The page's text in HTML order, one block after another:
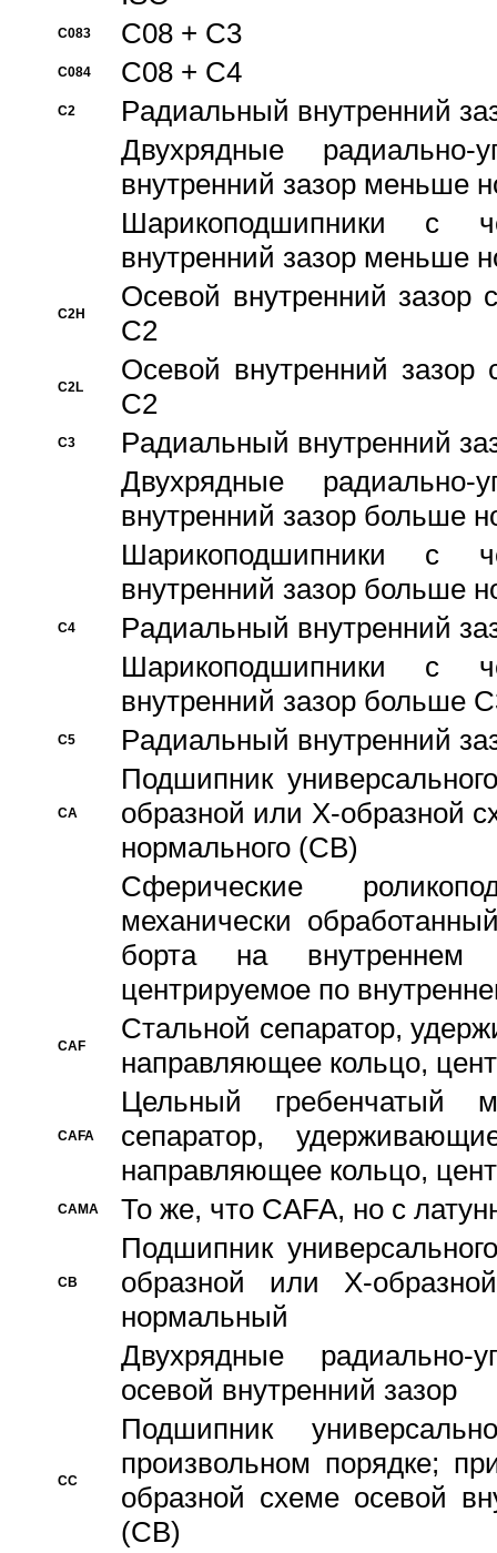
C083 C08 + C3
C084 C08 + C4
C2
Pадиальный внутренний
Двухрядные радиально-
внутренний зазор меньше
Шарикоподшипники с
внутренний зазор меньше
C2H
Осевой внутренний зазор
C2
C2L
Осевой внутренний зазор
C2
C3
Pадиальный внутренний
Двухрядные радиально-
внутренний зазор больше
Шарикоподшипники с
внутренний зазор больше
C4
Pадиальный внутренний
Шарикоподшипники с
внутренний зазор больше
C5 Pадиальный внутренний
CA
Подшипник
образной или Х-образной
нормального (CB)
Сферические
механически
борта на внутреннем
центрируемое по
CAF
Стальной сепаратор,
направляющее кольцо,
CAFA
Цельный гребенчатый
сепаратор,
направляющее кольцо,
CAMA То же, что CAFA, но с
CB
Подшипник
образной или Х-
нормальный
Двухрядные радиально-
осевой внутренний зазор
CC
Подшипник
произвольном порядке;
образной схеме осевой
(CB)